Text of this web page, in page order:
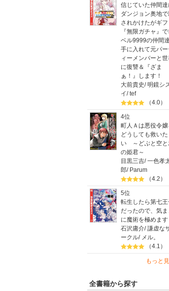
信じていた仲間達
ダンジョン奥地
されかけたがギフ
『無限ガチャ』で
ベル9999の仲間
手に入れて元パー
ィーメンバーと
に復讐＆『ざま
ぁ！』します！
大前貴史/明鏡シ
イ/tef
（4.0）
4位
町人Ａは悪役令嬢
どうしても救いた
い ～どぶと空と
の姫君～
目黒三吉/一色孝
郎/ Parum
（4.2）
5位
転生したら第七
だったので、気ま
に魔術を極めます
石沢庸介/謙虚な
ークル/ メル。
（4.1）
もっと
全書籍から探す